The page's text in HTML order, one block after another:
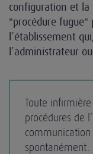
configuration et
"procédure fugue"
l’établissement
l’administrateur
Toute
procédures de
spontanément.